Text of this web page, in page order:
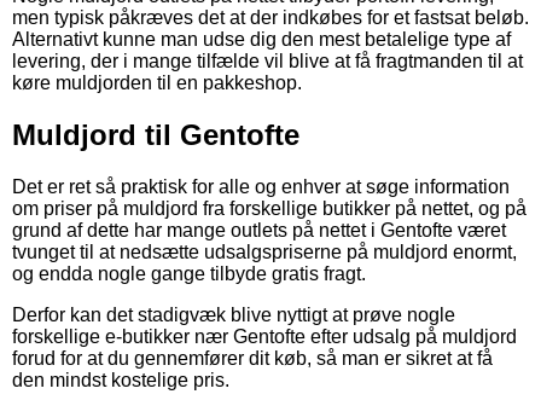
men typisk påkræves det at der indkøbes for et fastsat beløb.
Alternativt kunne man udse dig den mest betalelige type af
levering, der i mange tilfælde vil blive at få fragtmanden til at
køre muldjorden til en pakkeshop.
Muldjord til Gentofte
Det er ret så praktisk for alle og enhver at søge information
om priser på muldjord fra forskellige butikker på nettet, og på
grund af dette har mange outlets på nettet i Gentofte været
tvunget til at nedsætte udsalgspriserne på muldjord enormt,
og endda nogle gange tilbyde gratis fragt.
Derfor kan det stadigvæk blive nyttigt at prøve nogle
forskellige e-butikker nær Gentofte efter udsalg på muldjord
forud for at du gennemfører dit køb, så man er sikret at få
den mindst kostelige pris.